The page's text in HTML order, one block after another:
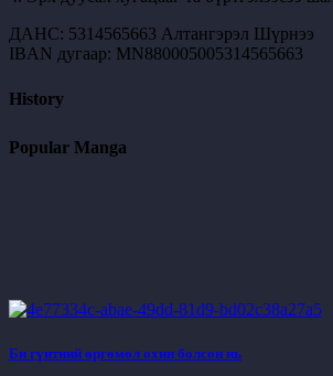
ДАНС: 5314565663 Алтангэрэл Шүрнээ
IBAN дугаар: MN880005005314565663
History
Popular Manga
Би гүнтний өргөмөл охин болсон нь